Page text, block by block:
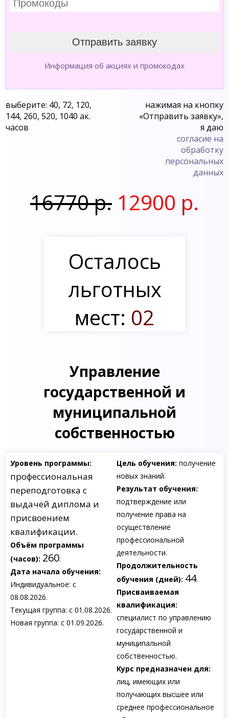
Информация об акциях и промокодах
выберите: 40, 72, 120,
144, 260, 520, 1040 ак.
часов
нажимая на кнопку
«Отправить заявку»,
я даю
согласие на
обработку
персональных
данных
16770 р. 12900 р.
Осталось
льготных
мест: 02
Управление
государственной и
муниципальной
собственностью
Уровень программы:
профессиональная
переподготовка с
выдачей диплома и
присвоением
квалификации.
Объём программы
(часов): 260.
Дата начала обучения:
Индивидуальное: с
08.08.2026.
Текущая группа: с 01.08.2026.
Новая группа: с 01.09.2026.
Цель обучения: получение
новых знаний.
Результат обучения:
подтверждение или
получение права на
осуществление
профессиональной
деятельности.
Продолжительность
обучения (дней): 44.
Присваиваемая
квалификация:
специалист по управлению
государственной и
муниципальной
собственностью.
Курс предназначен для:
лиц, имеющих или
получающих высшее или
среднее профессиональное